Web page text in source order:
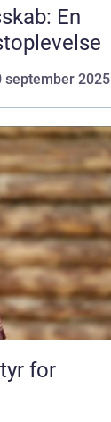
En
september 2025
for